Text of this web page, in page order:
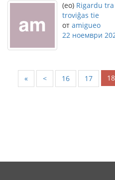
(eo) Rigardu
troviĝas tie
от amigueo
22 ноември
« < 16 17 18